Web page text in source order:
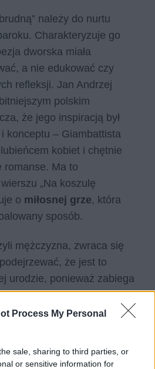
Process My Personal
sale, sharing to third parties, or
or sensitive information for
należy do nurtu
Charakteryzuje go
dworska miała
a nie edukować czy
refleksji. Jan Andrzej
polskim
że jego inspiracją był
konceptu – Giambattista
kobiet i chętnie
romanse. Ma to
„Na koszulę
o miłosnej grze, która
sposób.
mężczyzna, zwraca się
że jest to
urodzie, ponieważ zabiega
wielbicieli. Jej ogromne
znany fakt. Jadwiga
stałe z żadnym z
W związku z tym